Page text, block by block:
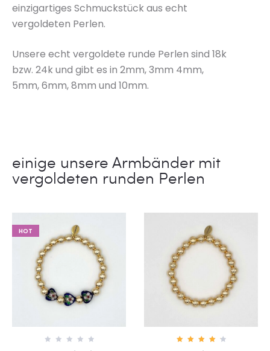
einzigartiges Schmuckstück aus echt
vergoldeten Perlen.
Unsere echt vergoldete runde Perlen sind 18k
bzw. 24k und gibt es in 2mm, 3mm 4mm,
5mm, 6mm, 8mm und 10mm.
einige unsere Armbänder mit
vergoldeten runden Perlen
HOT